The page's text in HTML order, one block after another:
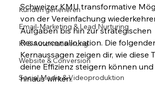
Kunden generieren
Email-Marketing & Lead Nurturing
KI & Automatisierung
Website & Conversion
Social Media & Videoproduktion
Schweizer KMU transformative
von der Vereinfachung
Aufgaben bis hin zur strategischen
Ressourcenallokation. Die
Kernaussagen zeigen dir, wie diese
deine Effizienz steigern können
hinaus wirken.